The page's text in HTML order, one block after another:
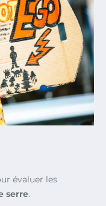
évaluer les
serre.